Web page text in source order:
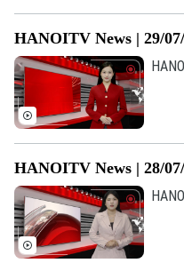
Di tích
Tư vấn sức khỏe
Bóng đá
Quần vợt
Golf
Giải trí
Sao
Điện ảnh
Thời trang
Âm nhạc
Đã phát sóng
HANOITV News | 29/
HANOITV News | 28/